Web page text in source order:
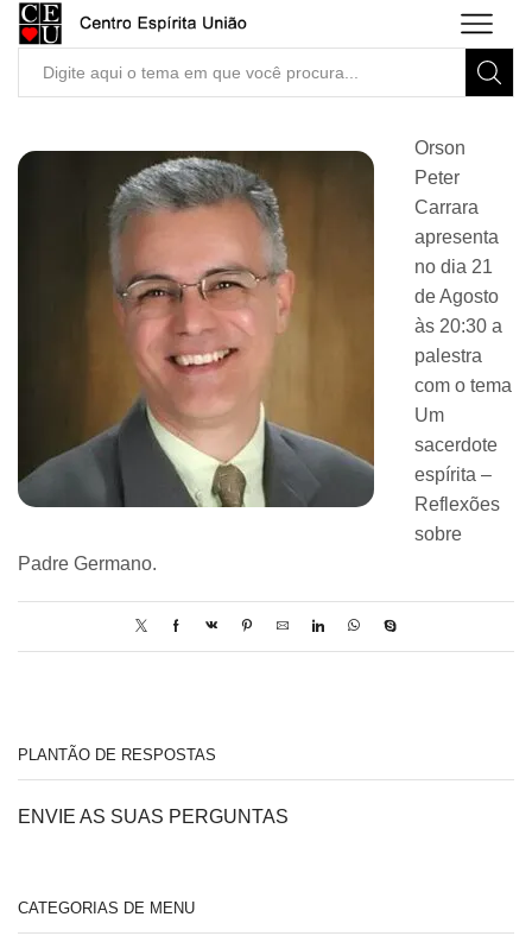
Search
Orson
Peter
Carrara
apresenta
no dia 21
de Agosto
às 20:30 a
palestra
com o tema
Um
sacerdote
espírita –
Reflexões
sobre
Padre Germano.
PLANTÃO DE RESPOSTAS
ENVIE AS SUAS PERGUNTAS
CATEGORIAS DE MENU